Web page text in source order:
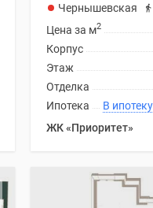
Чернышевская
Цена за м2
Корпус
Этаж
Отделка
Ипотека
ЖК «Приоритет»